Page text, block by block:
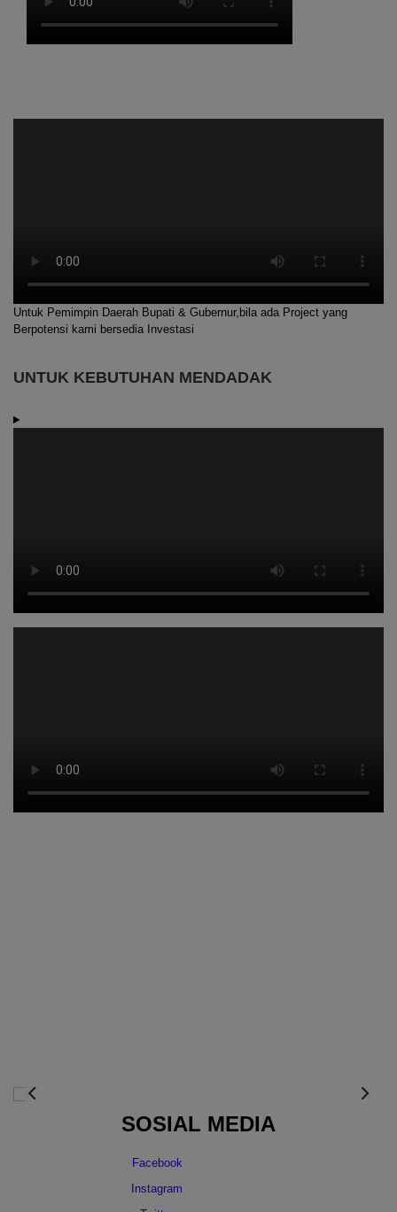
Untuk Pemimpin Daerah Bupati & Gubernur,bila ada Project yang
Berpotensi kami bersedia Investasi
UNTUK KEBUTUHAN MENDADAK
SOSIAL MEDIA
Facebook
Instagram